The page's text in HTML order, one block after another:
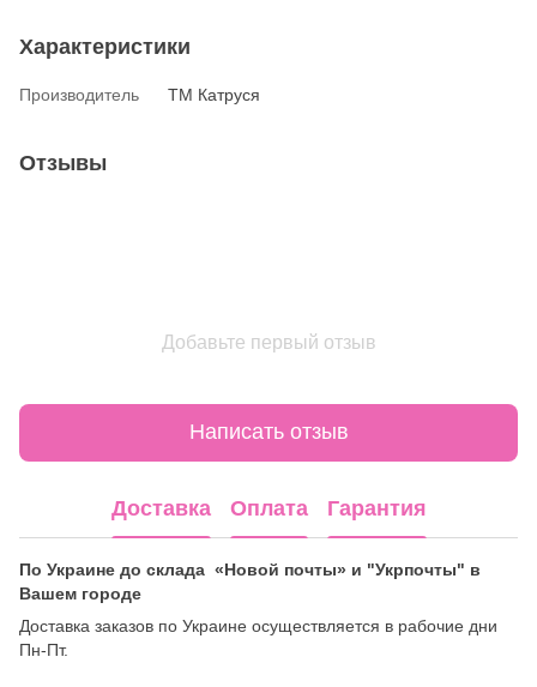
Характеристики
Производитель ТМ Катруся
Отзывы
Добавьте первый отзыв
Написать отзыв
Доставка Оплата Гарантия
По Украине до склада «Новой почты» и "Укрпочты" в
Вашем городе
Доставка заказов по Украине осуществляется в рабочие дни
Пн-Пт.